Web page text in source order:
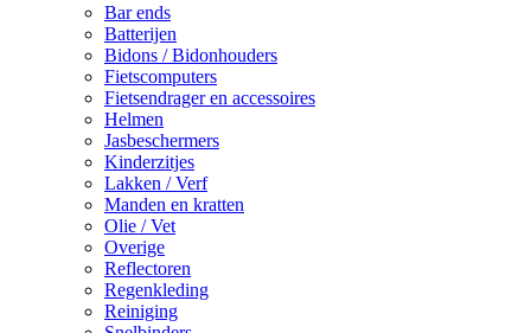
Bar ends
Batterijen
Bidons / Bidonhouders
Fietscomputers
Fietsendrager en accessoires
Helmen
Jasbeschermers
Kinderzitjes
Lakken / Verf
Manden en kratten
Olie / Vet
Overige
Reflectoren
Regenkleding
Reiniging